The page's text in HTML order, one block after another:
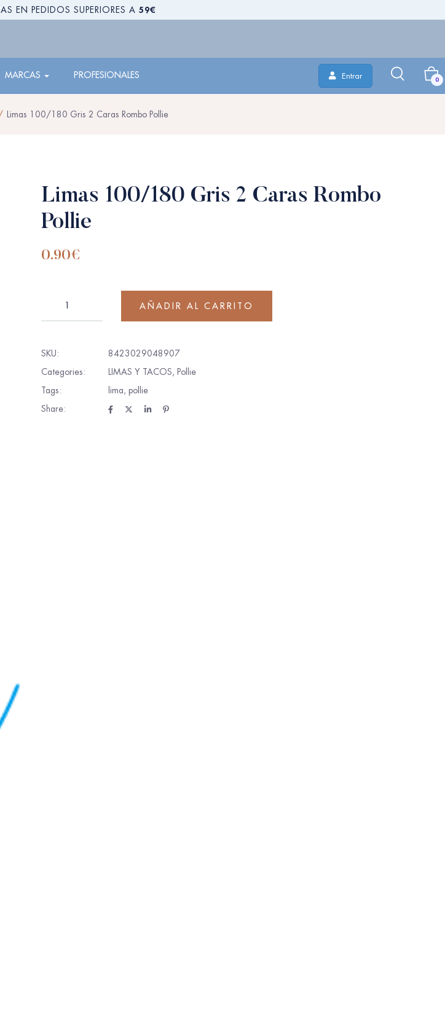
EN PEDIDOS SUPERIORES A 59€
MARCAS PROFESIONALES Entrar 0
Limas 100/180 Gris 2 Caras Rombo Pollie
Limas 100/180 Gris 2 Caras Rombo
Pollie
0.90€
AÑADIR AL CARRITO
SKU:
8423029048907
Categories:
LIMAS Y TACOS, Pollie
Tags:
lima, pollie
Share: